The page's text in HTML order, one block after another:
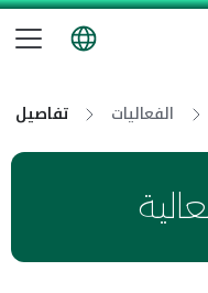
الفعاليات تفاصيل